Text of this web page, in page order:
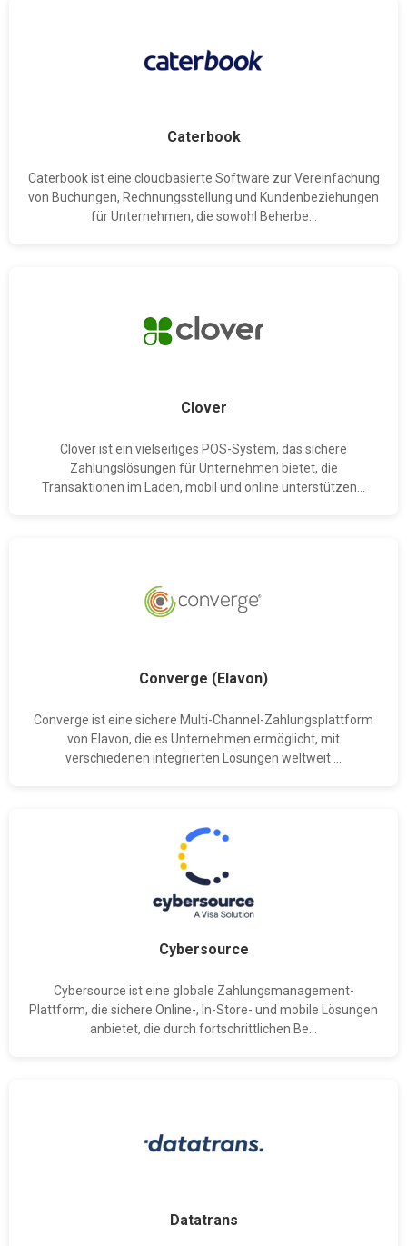
Caterbook
Caterbook ist eine cloudbasierte Software zur Vereinfachung
von Buchungen, Rechnungsstellung und Kundenbeziehungen
für Unternehmen, die sowohl Beherbe...
Clover
Clover ist ein vielseitiges POS-System, das sichere
Zahlungslösungen für Unternehmen bietet, die
Transaktionen im Laden, mobil und online unterstützen...
Converge (Elavon)
Converge ist eine sichere Multi-Channel-Zahlungsplattform
von Elavon, die es Unternehmen ermöglicht, mit
verschiedenen integrierten Lösungen weltweit ...
Cybersource
Cybersource ist eine globale Zahlungsmanagement-
Plattform, die sichere Online-, In-Store- und mobile Lösungen
anbietet, die durch fortschrittlichen Be...
Datatrans